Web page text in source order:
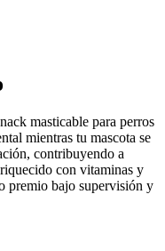
masticable para perros
mientras tu mascota se
contribuyendo a
con vitaminas y
premio bajo supervisión y